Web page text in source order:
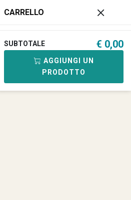
Chiamaci
0
SANITARIA
ANFIBI E
dopo i 99 euro
CARRELLO
SUBTOTALE € 0,00
AGGIUNGI UN
PRODOTTO